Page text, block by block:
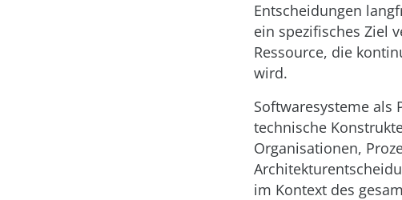
Entscheidungen
ein spezifisches Ziel
Ressource, die
wird.
Softwaresysteme als
technische
Organisationen,
im Kontext des